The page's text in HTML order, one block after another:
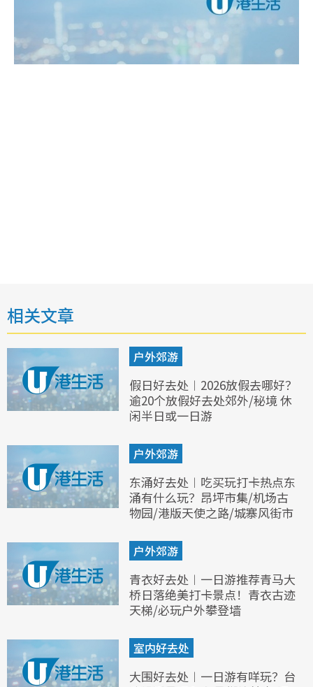
相关文章
户外郊游
假日好去处︱2026放假去哪好？
逾20个放假好去处郊外/秘境 休
闲半日或一日游
户外郊游
东涌好去处︱吃买玩打卡热点东
涌有什么玩？昂坪市集/机场古
物园/港版天使之路/城寨风街市
户外郊游
青衣好去处︱一日游推荐青马大
桥日落绝美打卡景点！青衣古迹
天梯/必玩户外攀登墙
室内好去处
大围好去处︱一日游有咩玩？台